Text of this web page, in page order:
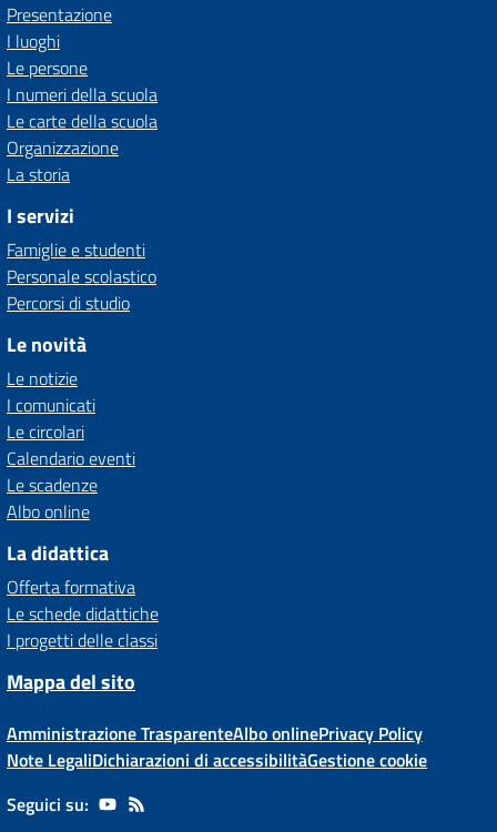
Presentazione
I luoghi
Le persone
I numeri della scuola
Le carte della scuola
Organizzazione
La storia
I servizi
Famiglie e studenti
Personale scolastico
Percorsi di studio
Le novità
Le notizie
I comunicati
Le circolari
Calendario eventi
Le scadenze
Albo online
La didattica
Offerta formativa
Le schede didattiche
I progetti delle classi
Mappa del sito
Amministrazione TrasparenteAlbo onlinePrivacy Policy
Note LegaliDichiarazioni di accessibilitàGestione cookie
Seguici su: